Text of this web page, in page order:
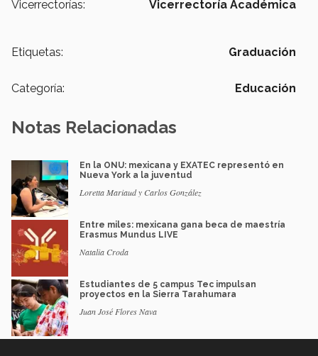
Vicerrectorías: Vicerrectoría Académica
Etiquetas: Graduación
Categoría: Educación
Notas Relacionadas
En la ONU: mexicana y EXATEC representó en
Nueva York a la juventud
Loretta Mariaud y Carlos González
Entre miles: mexicana gana beca de maestría
Erasmus Mundus LIVE
Natalia Croda
Estudiantes de 5 campus Tec impulsan
proyectos en la Sierra Tarahumara
Juan José Flores Nava